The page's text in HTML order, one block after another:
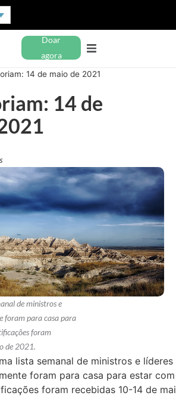
Doar
agora
14 de maio de 2021
14 de
de ministros e
foram para casa para
foram
de 2021.
lista semanal de ministros e líderes
foram para casa para estar
foram recebidas 10-14 de